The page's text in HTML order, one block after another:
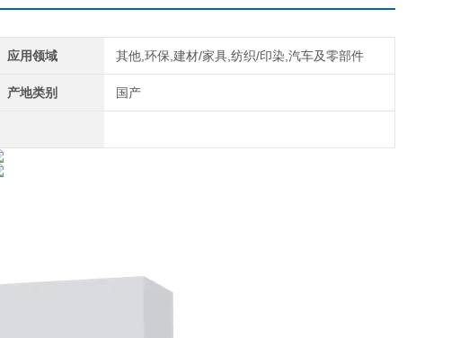
应用领域 其他,环保,建材/家具,纺织/印染,汽车及零部件
产地类别 国产